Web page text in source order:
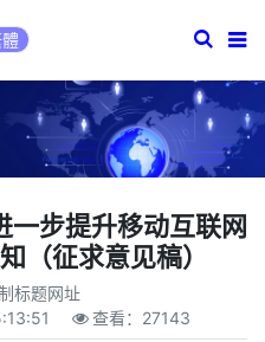
一步提升移动互联网
（征求意见稿）
标题网址
查看： 27143